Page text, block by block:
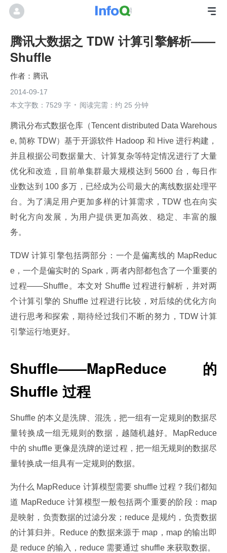
腾讯大数据之 TDW 计算引擎解析——
Shuffle
腾讯
2014-09-17
本文字数：7529 字
阅读完需：约 25 分钟
腾讯分布式数据仓库（Tencent distributed Data Warehous
e, 简称 TDW）基于开源软件 Hadoop 和 Hive 进行构建，
并且根据公司数据量大、计算复杂等特定情况进行了大量
优化和改造，目前单集群最大规模达到 5600 台，每日作
业数达到 100 多万，已经成为公司最大的离线数据处理平
台。为了满足用户更加多样的计算需求，TDW 也在向实
时化方向发展，为用户提供更加高效、稳定、丰富的服
务。
TDW 计算引擎包括两部分：一个是偏离线的 MapReduc
e，一个是偏实时的 Spark，两者内部都包含了一个重要的
过程——Shuffle。本文对 Shuffle 过程进行解析，并对两
个计算引擎的 Shuffle 过程进行比较，对后续的优化方向
进行思考和探索，期待经过我们不断的努力，TDW 计算
引擎运行地更好。
Shuffle——MapReduce 的
Shuffle 过程
Shuffle 的本义是洗牌、混洗，把一组有一定规则的数据尽
量转换成一组无规则的数据，越随机越好。MapReduce
中的 shuffle 更像是洗牌的逆过程，把一组无规则的数据尽
量转换成一组具有一定规则的数据。
为什么 MapReduce 计算模型需要 shuffle 过程？我们都知
道 MapReduce 计算模型一般包括两个重要的阶段：map
是映射，负责数据的过滤分发；reduce 是规约，负责数据
的计算归并。Reduce 的数据来源于 map，map 的输出即
是 reduce 的输入，reduce 需要通过 shuffle 来获取数据。